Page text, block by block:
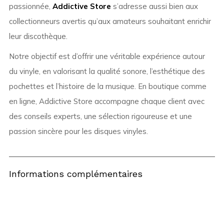
passionnée, Addictive Store s’adresse aussi bien aux
collectionneurs avertis qu’aux amateurs souhaitant enrichir
leur discothèque.
Notre objectif est d’offrir une véritable expérience autour
du vinyle, en valorisant la qualité sonore, l’esthétique des
pochettes et l’histoire de la musique. En boutique comme
en ligne, Addictive Store accompagne chaque client avec
des conseils experts, une sélection rigoureuse et une
passion sincère pour les disques vinyles.
Informations complémentaires